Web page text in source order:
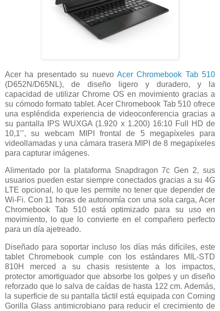
Acer ha presentado su nuevo Acer Chromebook Tab 510
(D652N/D65NL), de diseño ligero y duradero, y la
capacidad de utilizar Chrome OS en movimiento gracias a
su cómodo formato tablet. Acer Chromebook Tab 510 ofrece
una espléndida experiencia de videoconferencia gracias a
su pantalla IPS WUXGA (1.920 x 1.200) 16:10 Full HD de
10,1’’, su webcam MIPI frontal de 5 megapíxeles para
videollamadas y una cámara trasera MIPI de 8 megapíxeles
para capturar imágenes.
Alimentado por la plataforma Snapdragon 7c Gen 2, sus
usuarios pueden estar siempre conectados gracias a su 4G
LTE opcional, lo que les permite no tener que depender de
Wi-Fi. Con 11 horas de autonomía con una sola carga, Acer
Chromebook Tab 510 está optimizado para su uso en
movimiento, lo que lo convierte en el compañero perfecto
para un día ajetreado.
Diseñado para soportar incluso los días más difíciles, este
tablet Chromebook cumple con los estándares MIL-STD
810H merced a su chasis resistente a los impactos,
protector amortiguador que absorbe los golpes y un diseño
reforzado que lo salva de caídas de hasta 122 cm. Además,
la superficie de su pantalla táctil está equipada con Corning
Gorilla Glass antimicrobiano para reducir el crecimiento de